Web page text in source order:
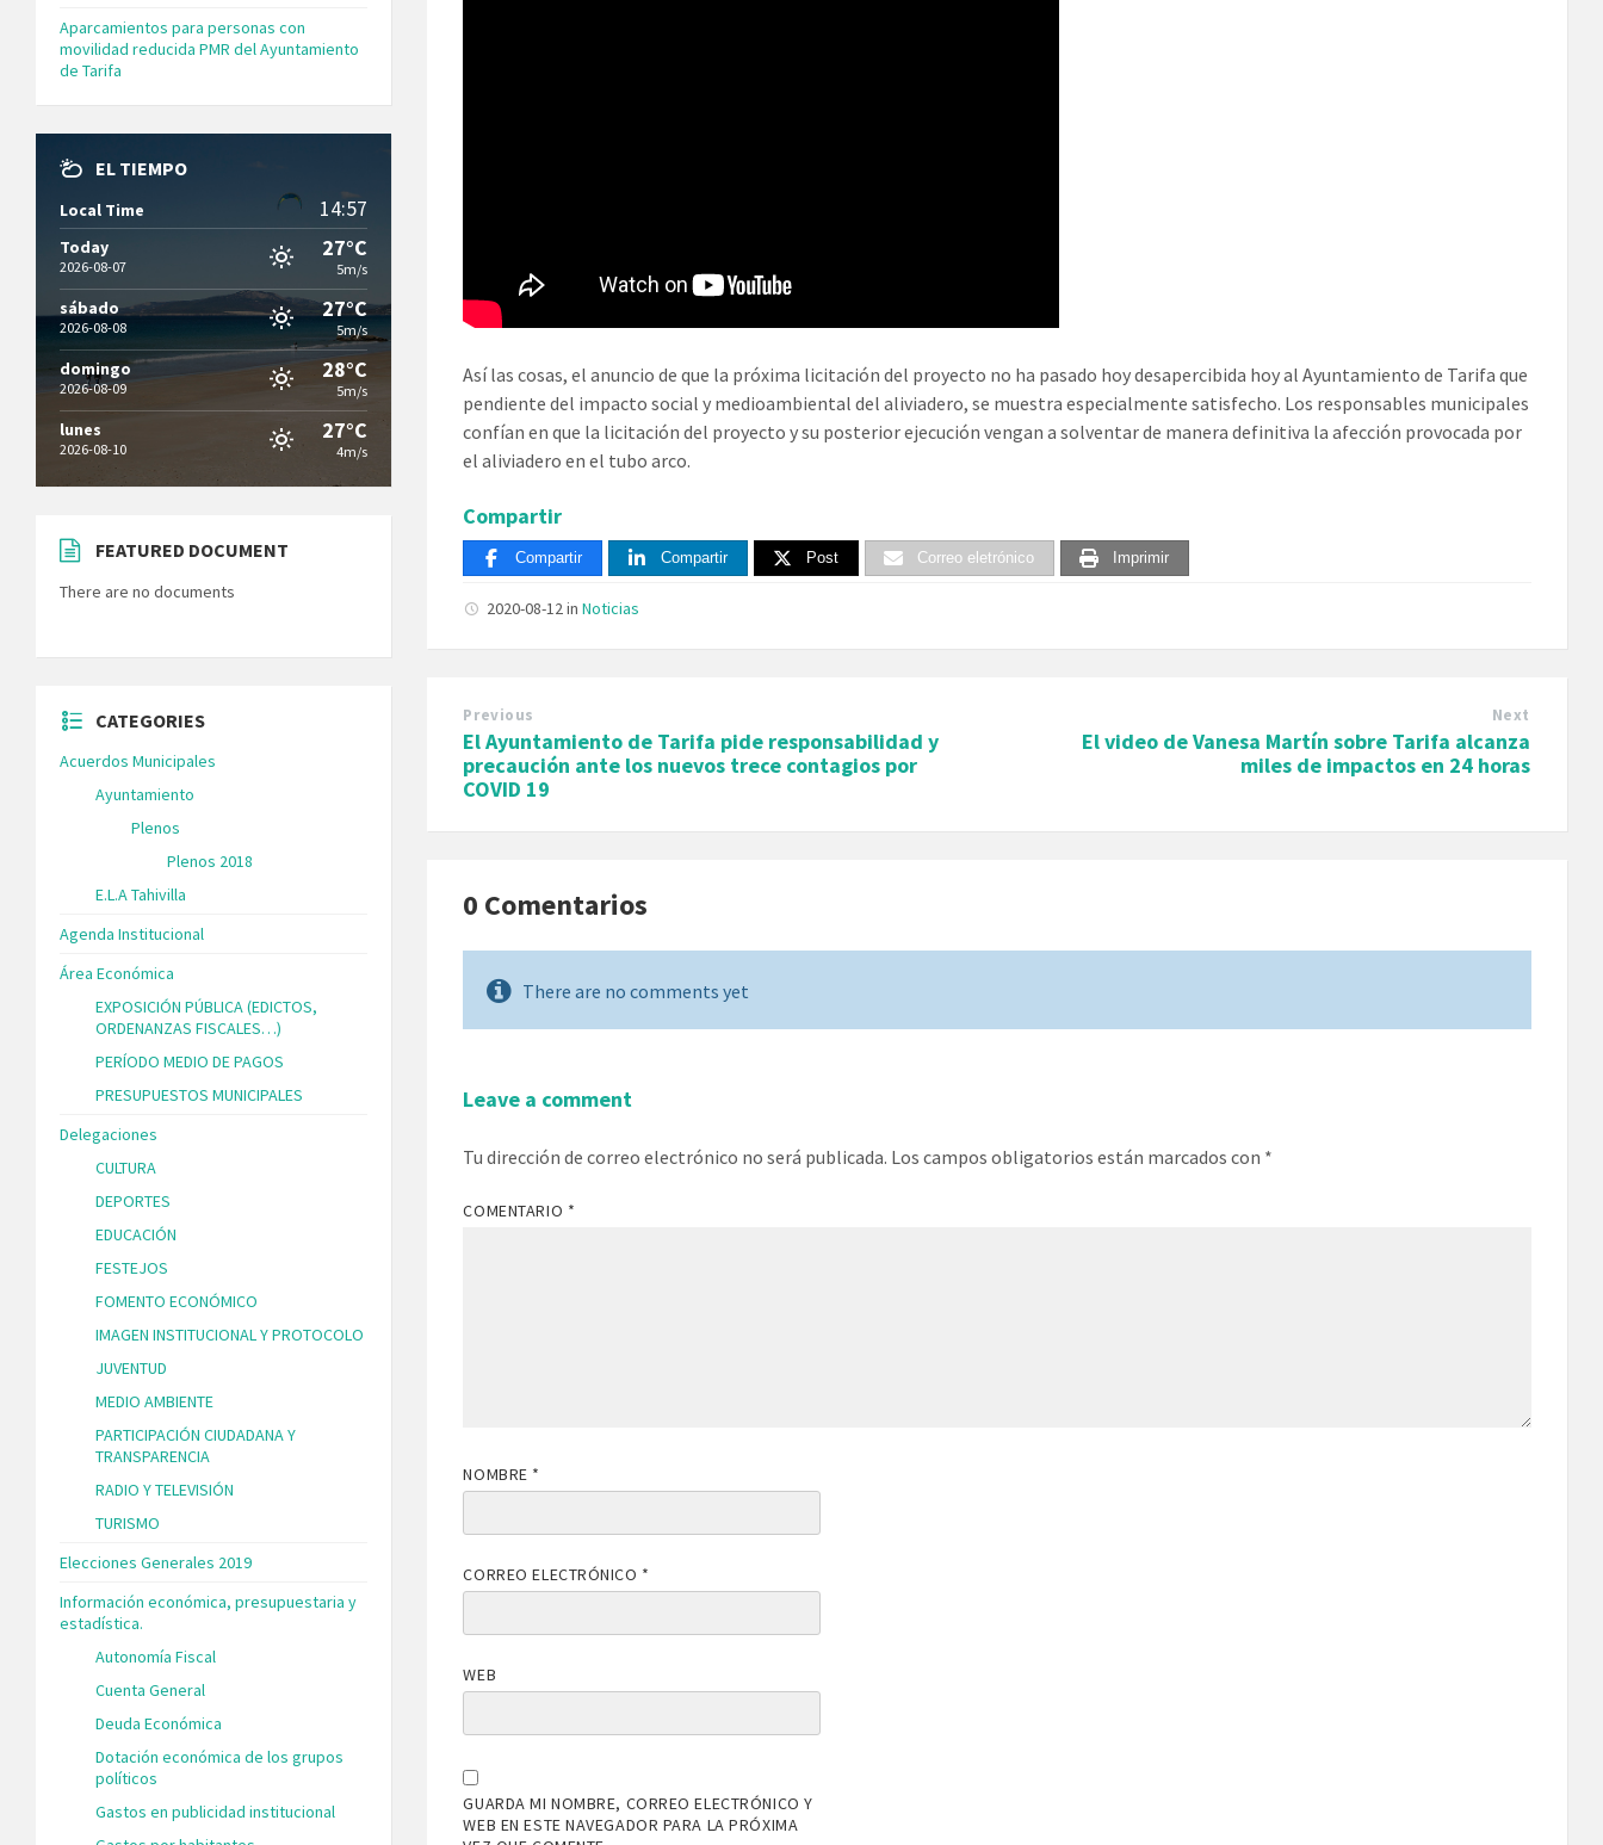
Así las cosas, el anuncio de que la próxima licitación del proyecto no ha pasado hoy desapercibida hoy al Ayuntamiento de Tarifa que
pendiente del impacto social y medioambiental del aliviadero, se muestra especialmente satisfecho. Los responsables municipales
confían en que la licitación del proyecto y su posterior ejecución vengan a solventar de manera definitiva la afección provocada por
el aliviadero en el tubo arco.
Compartir
Compartir Compartir Post Correo eletrónico Imprimir
2020-08-12inNoticias
Previous
El Ayuntamiento de Tarifa pide responsabilidad y
precaución ante los nuevos trece contagios por
COVID 19
Next
El video de Vanesa Martín sobre Tarifa alcanza
miles de impactos en 24 horas
0 Comentarios
There are no comments yet
Leave a comment
Tu dirección de correo electrónico no será publicada. Los campos obligatorios están marcados con *
COMENTARIO *
NOMBRE *
CORREO ELECTRÓNICO *
WEB
GUARDA MI NOMBRE, CORREO ELECTRÓNICO Y
WEB EN ESTE NAVEGADOR PARA LA PRÓXIMA
Aparcamientos para personas con
movilidad reducida PMR del Ayuntamiento
de Tarifa
EL TIEMPO
Local Time 14:57
Today
2026-08-07
27°C
5m/s
sábado
2026-08-08
27°C
5m/s
domingo
2026-08-09
28°C
5m/s
lunes
2026-08-10
27°C
4m/s
FEATURED DOCUMENT
There are no documents
CATEGORIES
Acuerdos Municipales
Ayuntamiento
Plenos
Plenos 2018
E.L.A Tahivilla
Agenda Institucional
Área Económica
EXPOSICIÓN PÚBLICA (EDICTOS,
ORDENANZAS FISCALES…)
PERÍODO MEDIO DE PAGOS
PRESUPUESTOS MUNICIPALES
Delegaciones
CULTURA
DEPORTES
EDUCACIÓN
FESTEJOS
FOMENTO ECONÓMICO
IMAGEN INSTITUCIONAL Y PROTOCOLO
JUVENTUD
MEDIO AMBIENTE
PARTICIPACIÓN CIUDADANA Y
TRANSPARENCIA
RADIO Y TELEVISIÓN
TURISMO
Elecciones Generales 2019
Información económica, presupuestaria y
estadística.
Autonomía Fiscal
Cuenta General
Deuda Económica
Dotación económica de los grupos
políticos
Gastos en publicidad institucional